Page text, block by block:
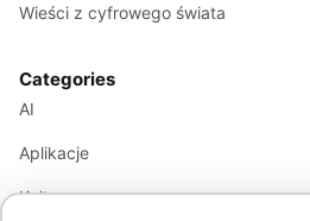
Wieści z cyfrowego świata
Categories
AI
Aplikacje
Kultura